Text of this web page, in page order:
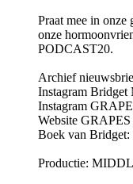
Praat mee in
onze
PODCAST20.
Archief
Instagram Bridget
Instagram
Website GRAPES
Boek van
Productie: